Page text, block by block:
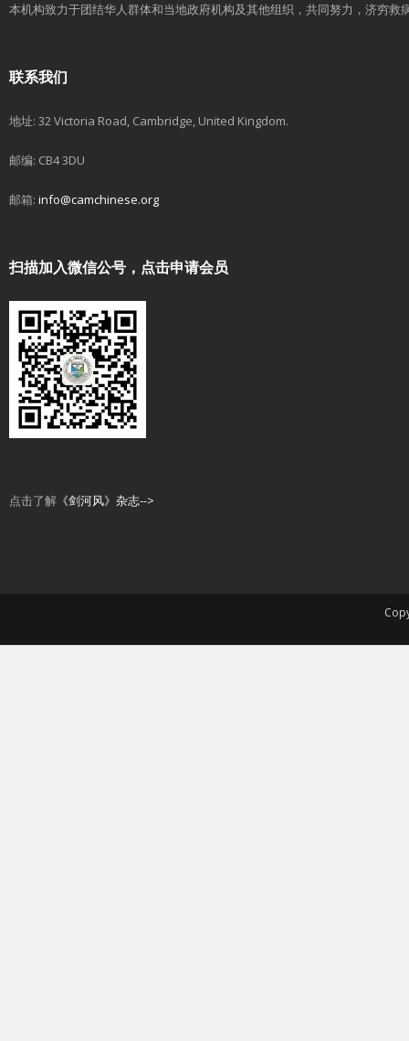
本机构致力于团结华人群体和当地政府机构及其他组织，共同努力，济穷
联系我们
地址: 32 Victoria Road, Cambridge, United Kingdom.
邮编: CB4 3DU
邮箱: info@camchinese.org
扫描加入微信公号，点击申请会员
点击了解 《剑河风》杂志-->